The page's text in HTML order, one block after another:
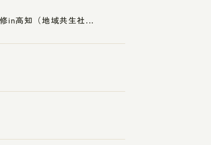
in高知（地域共生社...